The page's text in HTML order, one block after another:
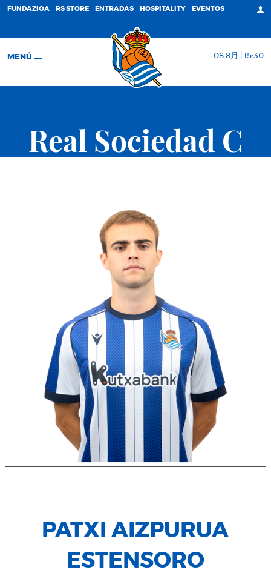
FUNDAZIOA RS STORE ENTRADAS HOSPITALITY EVENTOS
MENÚ 08 8月 | 15:30
Real Sociedad C
PATXI AIZPURUA
ESTENSORO